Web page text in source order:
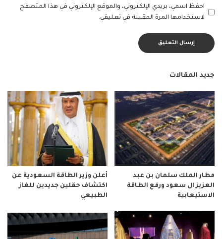
احفظ اسمي، بريدي الإلكتروني، والموقع الإلكتروني في هذا المتصفح
لاستخدامها المرة المقبلة في تعليقي.
جديد المقالات
مطار الملك سلمان بن عبد
العزيز ال سعود ورفع الطاقة
الاستيعابية
أعلن وزير الطاقة السعودية عن
اكتشاف حقلين جديدين للغاز
الطبيعي